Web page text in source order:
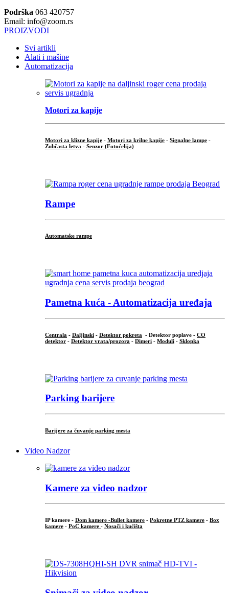
Podrška 063 420757
Email: info@zoom.rs
PROIZVODI
Svi artikli
Alati i mašine
Automatizacija
Motori za kapije
Motori za klizne kapije - Motori za krilne kapije - Signalne lampe -
Zubčasta letva - Senzor (Fotoćelija)
Rampe
Automatske rampe
Pametna kuća - Automatizacija uređaja
Centrala - Daljinski - Detektor pokreta - Detektor poplave - CO
detektor - Detektor vrata/prozora - Dimeri - Moduli - Sklopka
Parking barijere
Barijere za čuvanje parking mesta
Video Nadzor
Kamere za video nadzor
IP kamere - Dom kamere -Bullet kamere - Pokretne PTZ kamere - Box
kamere - PoC kamere - Nosači i kućišta